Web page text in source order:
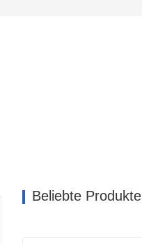
Beliebte Produkte